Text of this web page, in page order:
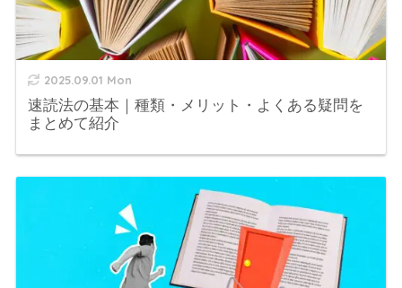
2025.09.01 Mon
速読法の基本｜種類・メリット・よくある疑問を
まとめて紹介